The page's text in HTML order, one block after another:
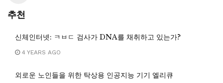
추천
신체인터넷: ㅋㅂㄷ 검사가 DNA를 채취하고 있는가?
4 YEARS AGO
외로운 노인들을 위한 탁상용 인공지능 기기 엘리큐